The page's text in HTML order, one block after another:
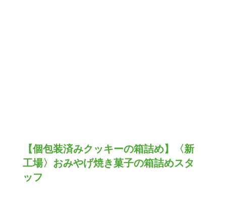
【個包装済みクッキーの箱詰め】〈新
工場〉おみやげ焼き菓子の箱詰めスタ
ッフ